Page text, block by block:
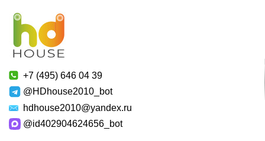
+7 (495) 646 04 39
@HDhouse2010_bot
hdhouse2010@yandex.ru
@id402904624656_bot